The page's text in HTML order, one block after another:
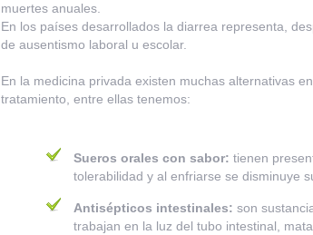
muertes anuales.
En los países desarrollados la diarrea representa,
de ausentismo laboral u escolar.
En la medicina privada existen muchas alternativas
tratamiento, entre ellas tenemos:
Sueros orales con sabor: tienen
tolerabilidad y al enfriarse se disminuye
Antisépticos intestinales: son
trabajan en la luz del tubo intestinal,